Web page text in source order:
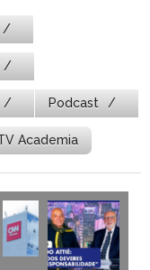
Podcast
Academia